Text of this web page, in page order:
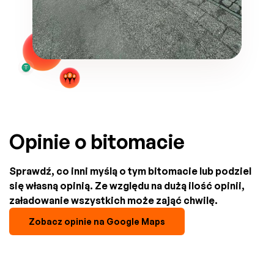
Opinie o bitomacie
Sprawdź, co inni myślą o tym bitomacie lub podziel
się własną opinią. Ze względu na dużą ilość opinii,
załadowanie wszystkich może zająć chwilę.
Zobacz opinie na Google Maps